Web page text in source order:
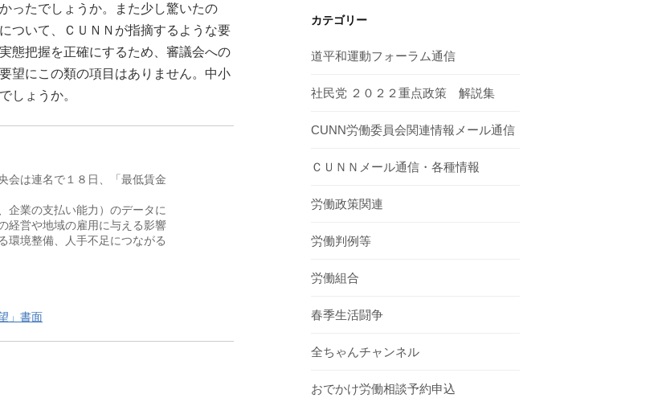
ったでしょうか。また少し驚いたの
ついて、ＣＵＮＮが指摘するような要
態把握を正確にするため、審議会への
望にこの類の項目はありません。中小
しょうか。
会は連名で１８日、「最低賃金
企業の支払い能力）のデータに
経営や地域の雇用に与える影響
環境整備、人手不足につながる
」書面
カテゴリー
道平和運動フォーラム通信
社民党 ２０２２重点政策 解説集
CUNN労働委員会関連情報メール通信
ＣＵＮＮメール通信・各種情報
労働政策関連
労働判例等
労働組合
春季生活闘争
全ちゃんチャンネル
おでかけ労働相談予約申込